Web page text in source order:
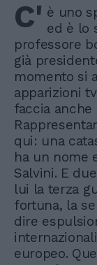
C' è uno
ed è lo
professore
già
momento si
apparizioni
faccia
qui: una
ha un nome
Salvini. E
lui la terza
fortuna, la
dire
europeo.